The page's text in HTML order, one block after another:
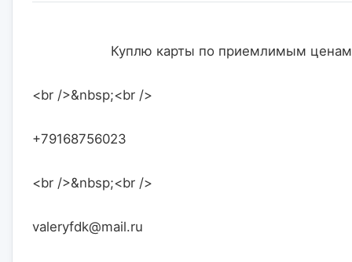
Куплю карты по приемлимым
<br />&nbsp;<br />
+79168756023
<br />&nbsp;<br />
valeryfdk@mail.ru